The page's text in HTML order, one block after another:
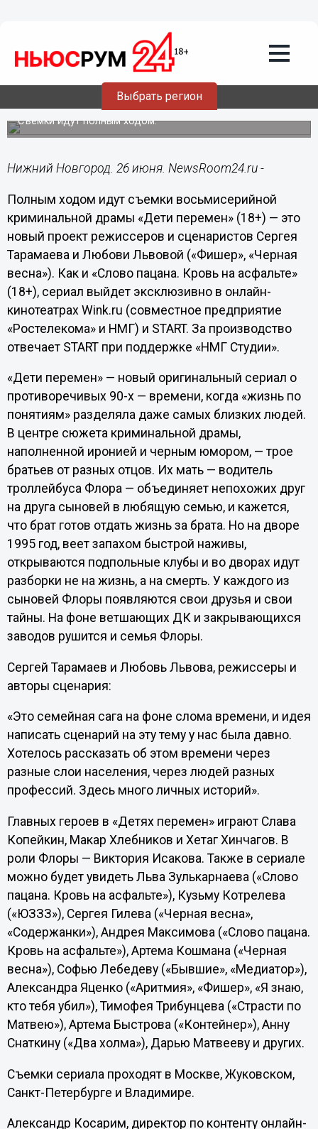
Выбрать регион
«Дети перемен» — семейная сага о
девяностых с черным юмором выйдет
на Wink.ru и START
Съемки идут полным ходом.
Нижний Новгород. 26 июня. NewsRoom24.ru -
Полным ходом идут съемки восьмисерийной
криминальной драмы «Дети перемен» (18+) — это
новый проект режиссеров и сценаристов Сергея
Тарамаева и Любови Львовой («Фишер», «Черная
весна»). Как и «Слово пацана. Кровь на асфальте»
(18+), сериал выйдет эксклюзивно в онлайн-
кинотеатрах Wink.ru (совместное предприятие
«Ростелекома» и НМГ) и START. За производство
отвечает START при поддержке «НМГ Студии».
«Дети перемен» — новый оригинальный сериал о
противоречивых 90-х — времени, когда «жизнь по
понятиям» разделяла даже самых близких людей.
В центре сюжета криминальной драмы,
наполненной иронией и черным юмором, — трое
братьев от разных отцов. Их мать — водитель
троллейбуса Флора — объединяет непохожих друг
на друга сыновей в любящую семью, и кажется,
что брат готов отдать жизнь за брата. Но на дворе
1995 год, веет запахом быстрой наживы,
открываются подпольные клубы и во дворах идут
разборки не на жизнь, а на смерть. У каждого из
сыновей Флоры появляются свои друзья и свои
тайны. На фоне ветшающих ДК и закрывающихся
заводов рушится и семья Флоры.
Сергей Тарамаев и Любовь Львова, режиссеры и
авторы сценария:
«Это семейная сага на фоне слома времени, и идея
написать сценарий на эту тему у нас была давно.
Хотелось рассказать об этом времени через
разные слои населения, через людей разных
профессий. Здесь много личных историй».
Главных героев в «Детях перемен» играют Слава
Копейкин, Макар Хлебников и Хетаг Хинчагов. В
роли Флоры — Виктория Исакова. Также в сериале
можно будет увидеть Льва Зулькарнаева («Слово
пацана. Кровь на асфальте»), Кузьму Котрелева
(«ЮЗЗЗ»), Сергея Гилева («Черная весна»,
«Содержанки»), Андрея Максимова («Слово пацана.
Кровь на асфальте»), Артема Кошмана («Черная
весна»), Софью Лебедеву («Бывшие», «Медиатор»),
Александра Яценко («Аритмия», «Фишер», «Я знаю,
кто тебя убил»), Тимофея Трибунцева («Страсти по
Матвею»), Артема Быстрова («Контейнер»), Анну
Снаткину («Два холма»), Дарью Матвееву и других.
Съемки сериала проходят в Москве, Жуковском,
Санкт-Петербурге и Владимире.
Александр Косарим, директор по контенту онлайн-